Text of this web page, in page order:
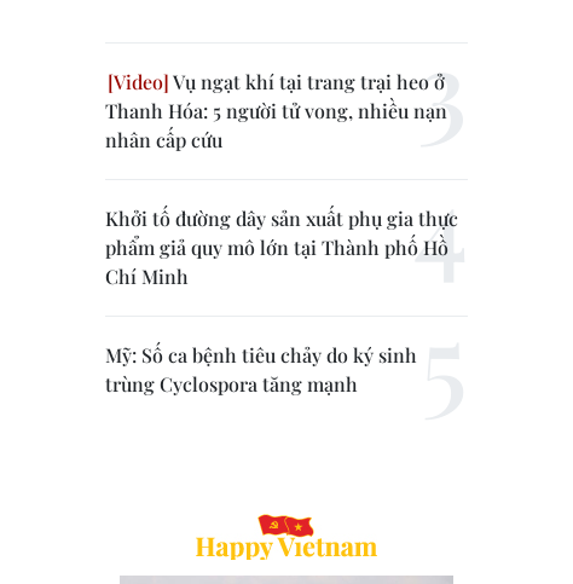
Vụ ngạt khí tại trang trại heo ở
Thanh Hóa: 5 người tử vong, nhiều nạn
nhân cấp cứu
Khởi tố đường dây sản xuất phụ gia thực
phẩm giả quy mô lớn tại Thành phố Hồ
Chí Minh
Mỹ: Số ca bệnh tiêu chảy do ký sinh
trùng Cyclospora tăng mạnh